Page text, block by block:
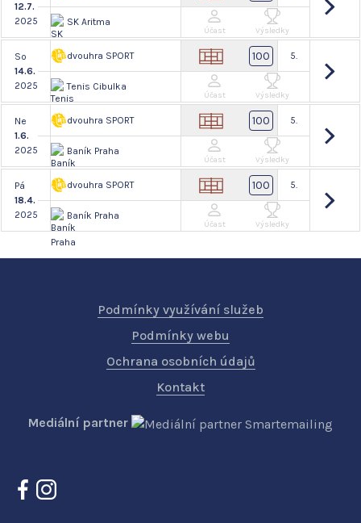
12.7.
2025
SK Aritma
Účast Výsledky
So
14.6.
2025
dvouhra SPORT
Tenis Cibulka
100 5.
Účast Výsledky
Ne
1.6.
2025
dvouhra SPORT
Baník Praha
100 5.
Účast Výsledky
Pá
18.4.
2025
dvouhra SPORT
Baník Praha
100 5.
Účast Výsledky
Podmínky využívání služeb
Podmínky webu
Ochrana osobních údajů
Kontakt
Mediální partner